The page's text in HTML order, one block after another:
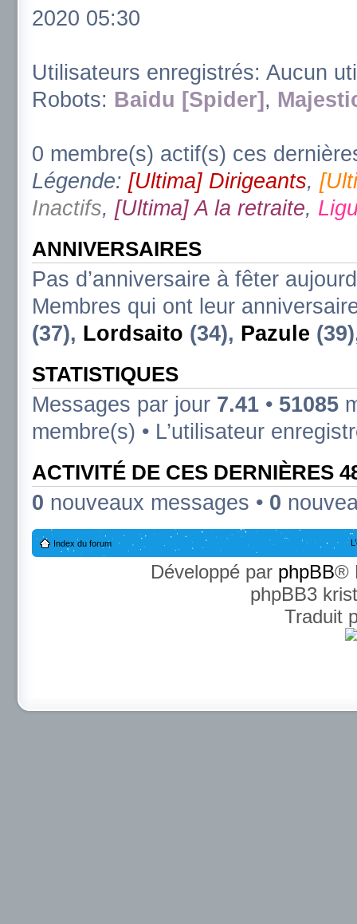
2020 05:30
Utilisateurs enregistrés: Aucun
Robots: Baidu [Spider] ,
0 membre(s) actif(s) ces
Légende: [Ultima] Dirigeants,
Inactifs, [Ultima] A la retraite,
ANNIVERSAIRES
Pas d’anniversaire à fêter
Membres qui ont leur
(37), Lordsaito (34), Pazule
STATISTIQUES
Messages par jour 7.41 • 51085
membre(s) • L’utilisateur
ACTIVITÉ DE CES DERNIÈRES
0 nouveaux messages • 0
Index du forum
Développé par phpBB®
phpBB3
Traduit